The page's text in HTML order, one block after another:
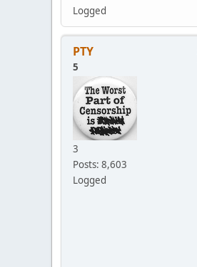
Logged
PTY
5
3
Posts: 8,603
Logged